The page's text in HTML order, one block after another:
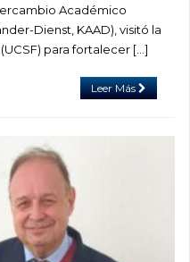
Académico
Dienst, KAAD), visitó la
para fortalecer […]
Leer Más